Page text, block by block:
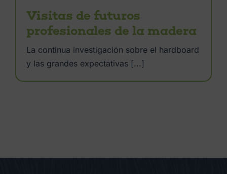
Visitas de futuros
profesionales de la madera
La continua investigación sobre el hardboard
y las grandes expectativas [...]